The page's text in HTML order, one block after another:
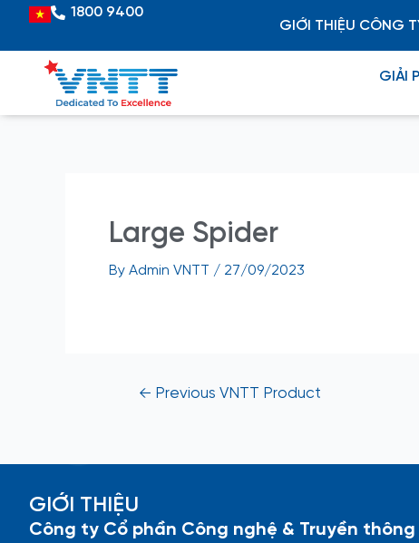
content
Vietnamese
1800 9400
GIỚI THIỆU CÔNG
GIẢI
Large Spider
By Admin VNTT / 27/09/2023
Post
← Previous VNTT Product
GIỚI THIỆU
Công ty Cổ phần Công nghệ & Truyền thông